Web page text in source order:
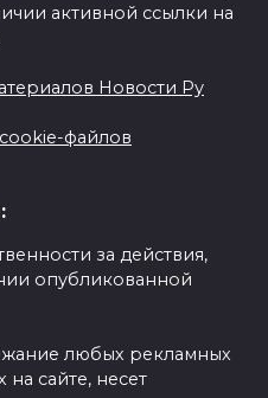
активной ссылки на
Новости Ру
файлов
за действия,
опубликованной
любых рекламных
сайте, несет